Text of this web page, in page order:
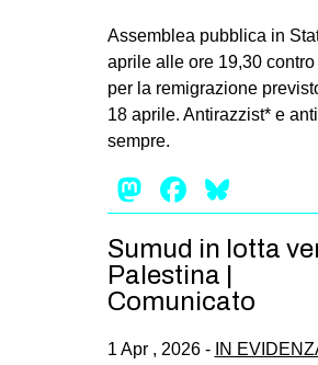
Assemblea pubblica in
aprile alle ore 19,30
per la remigrazione
18 aprile. Antirazzist* e
sempre.
Mastodon
Sumud in lotta
Palestina |
Comunicato
1 Apr , 2026 - IN